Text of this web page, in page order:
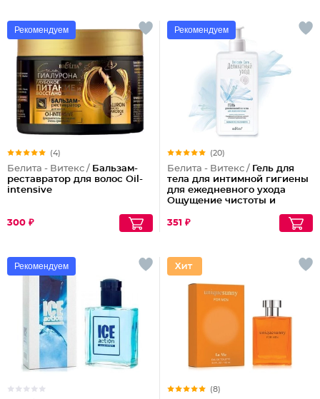
Рекомендуем
(4)
Белита - Витекс / Бальзам-
реставратор для волос Oil-
intensive
300 ₽
Рекомендуем
(20)
Белита - Витекс / Гель для
тела для интимной гигиены
для ежедневного ухода
Ощущение чистоты и
351 ₽
Рекомендуем
(8)